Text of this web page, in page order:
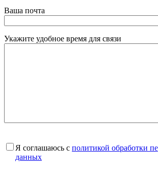
Ваша почта
Укажите удобное время для связи
Я соглашаюсь с политикой обработки
данных